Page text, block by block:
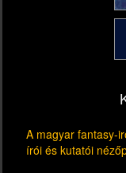
A magyar fantasy-
írói és kutatói